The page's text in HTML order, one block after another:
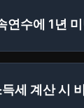
연수에 1년
세 계산 시